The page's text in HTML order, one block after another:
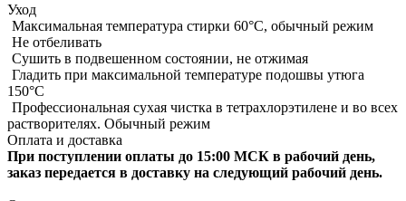
Уход
Максимальная температура стирки 60°C, обычный режим
Не отбеливать
Сушить в подвешенном состоянии, не отжимая
Гладить при максимальной температуре подошвы утюга
150°С
Профессиональная сухая чистка в тетрахлорэтилене и во всех
растворителях. Обычный режим
Оплата и доставка
При поступлении оплаты до 15:00 МСК в рабочий день,
заказ передается в доставку на следующий рабочий день.